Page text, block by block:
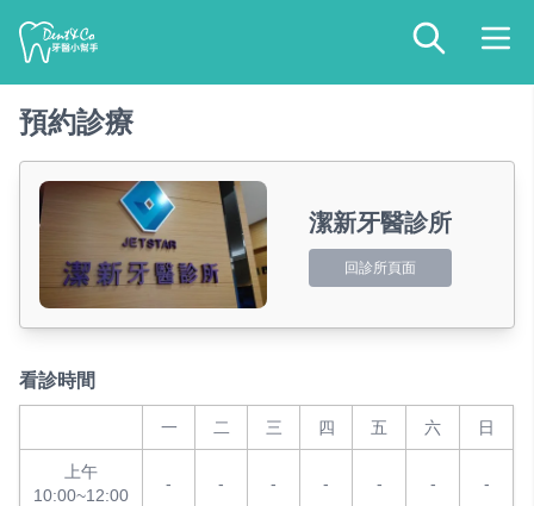
預約診療
潔新牙醫診所
回診所頁面
看診時間
一 二 三 四 五 六 日
上午
10:00~12:00
- - - - - - -